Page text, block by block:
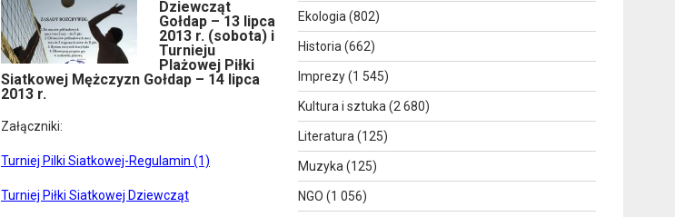
Dziewcząt
Gołdap – 13 lipca
2013 r. (sobota) i
Turnieju
Plażowej Piłki
Siatkowej Mężczyzn Gołdap – 14 lipca
2013 r.
Załączniki:
Turniej Pilki Siatkowej-Regulamin (1)
Turniej Piłki Siatkowej Dziewcząt
Ekologia (802)
Historia (662)
Imprezy(1 545)
Kultura i sztuka (2 680)
Literatura (125)
Muzyka (125)
NGO (1 056)